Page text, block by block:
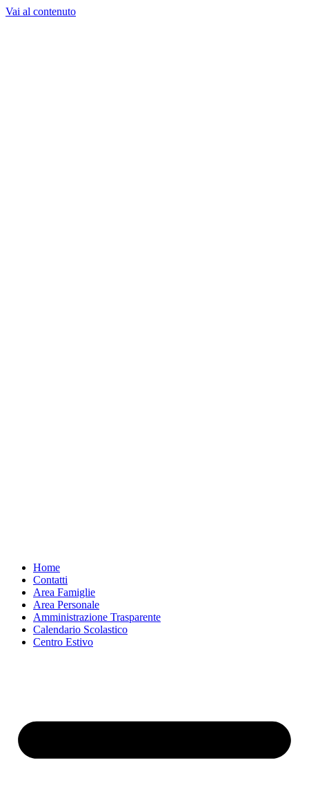
Vai al contenuto
Home
Contatti
Area Famiglie
Area Personale
Amministrazione Trasparente
Calendario Scolastico
Centro Estivo